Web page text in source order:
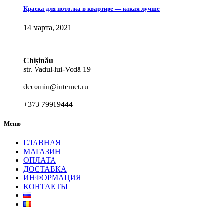
Краска для потолка в квартире — какая лучше
14 марта, 2021
Chișinău
str. Vadul-lui-Vodă 19
decomin@internet.ru
+373 79919444
Меню
ГЛАВНАЯ
МАГАЗИН
ОПЛАТА
ДОСТАВКА
ИНФОРМАЦИЯ
КОНТАКТЫ